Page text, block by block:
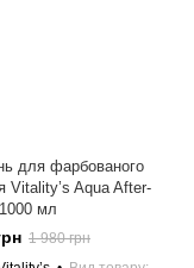
для фарбованого
Vitality’s Aqua After-
мл
1 980 грн